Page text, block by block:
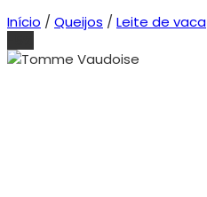
Início /Queijos /Leite de vaca